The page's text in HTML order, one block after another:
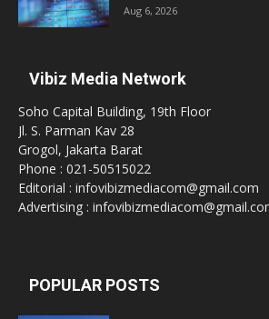
Aug 6, 2026
Vibiz Media Network
Soho Capital Building, 19th Floor
Jl. S. Parman Kav 28
Grogol, Jakarta Barat
Phone : 021-50515022
Editorial : infovibizmediacom@gmail.com
Advertising :
POPULAR POSTS